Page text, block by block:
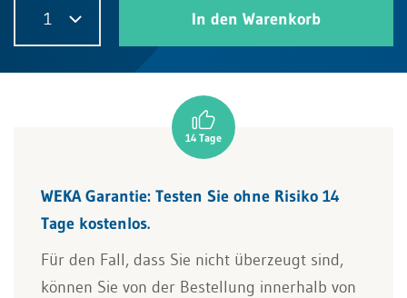
1 In den Warenkorb
WEKA Garantie: Testen Sie ohne Risiko 14
Tage kostenlos.
Für den Fall, dass Sie nicht überzeugt sind,
können Sie von der Bestellung innerhalb von